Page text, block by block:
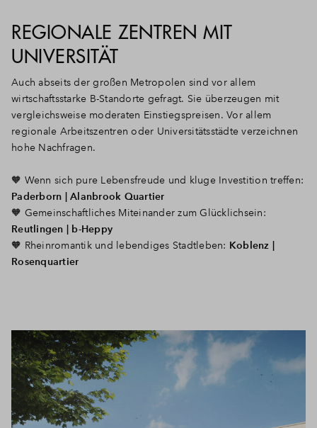
REGIONALE ZENTREN MIT
UNIVERSITÄT
Auch abseits der großen Metropolen sind vor allem
wirtschaftsstarke B-Standorte gefragt. Sie überzeugen mit
vergleichsweise moderaten Einstiegspreisen. Vor allem
regionale Arbeitszentren oder Universitätsstädte verzeichnen
hohe Nachfragen.
🧡 Wenn sich pure Lebensfreude und kluge Investition treffen:
Paderborn | Alanbrook Quartier
🧡 Gemeinschaftliches Miteinander zum Glücklichsein:
Reutlingen | b-Heppy
🧡 Rheinromantik und lebendiges Stadtleben: Koblenz |
Rosenquartier